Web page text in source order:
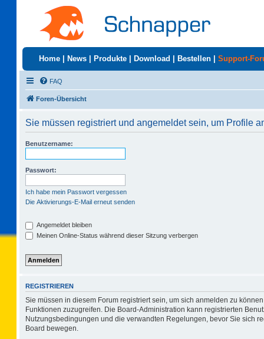
Home News Produkte Download Bestellen Support-
FAQ
Foren-Übersicht
Sie müssen registriert und angemeldet sein, um Profile
Benutzername:
Passwort:
Ich habe mein Passwort vergessen
Die Aktivierungs-E-Mail erneut senden
Angemeldet bleiben
Meinen Online-Status während dieser Sitzung verbergen
REGISTRIEREN
Sie müssen in diesem Forum registriert sein, um sich anmelden zu
Funktionen zuzugreifen. Die Board-Administration kann registrierten
Nutzungsbedingungen und die verwandten Regelungen, bevor Sie sich
Board bewegen.